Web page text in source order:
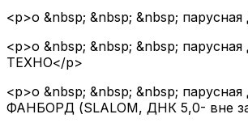
<p>o &nbsp; &nbsp; &nbsp;
<p>o &nbsp; &nbsp; &nbsp; парусная
ТЕХНО</p>
<p>o &nbsp; &nbsp; &nbsp; парусная
ФАНБОРД (SLALOM, ДНК 5,0- вне